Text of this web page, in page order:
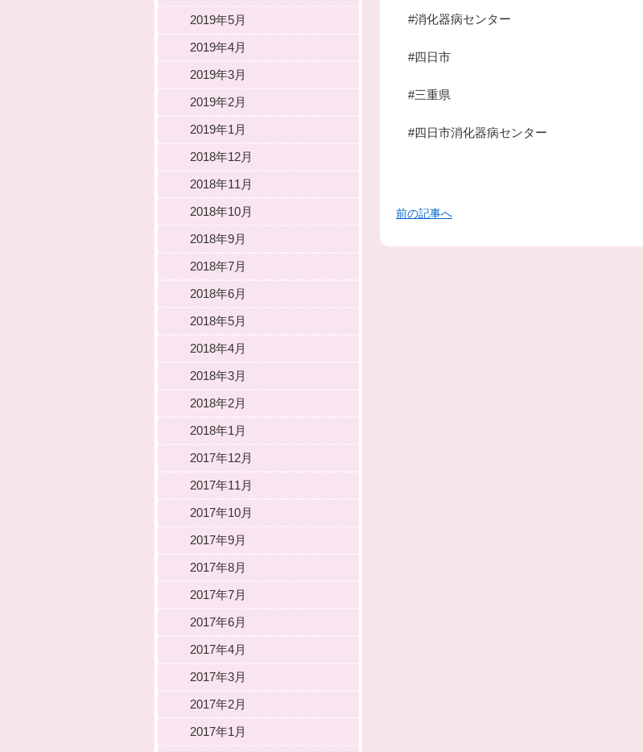
#消化器病センター
#四日市
#三重県
#四日市消化器病センター
前の記事へ
2019年5月
2019年4月
2019年3月
2019年2月
2019年1月
2018年12月
2018年11月
2018年10月
2018年9月
2018年7月
2018年6月
2018年5月
2018年4月
2018年3月
2018年2月
2018年1月
2017年12月
2017年11月
2017年10月
2017年9月
2017年8月
2017年7月
2017年6月
2017年4月
2017年3月
2017年2月
2017年1月